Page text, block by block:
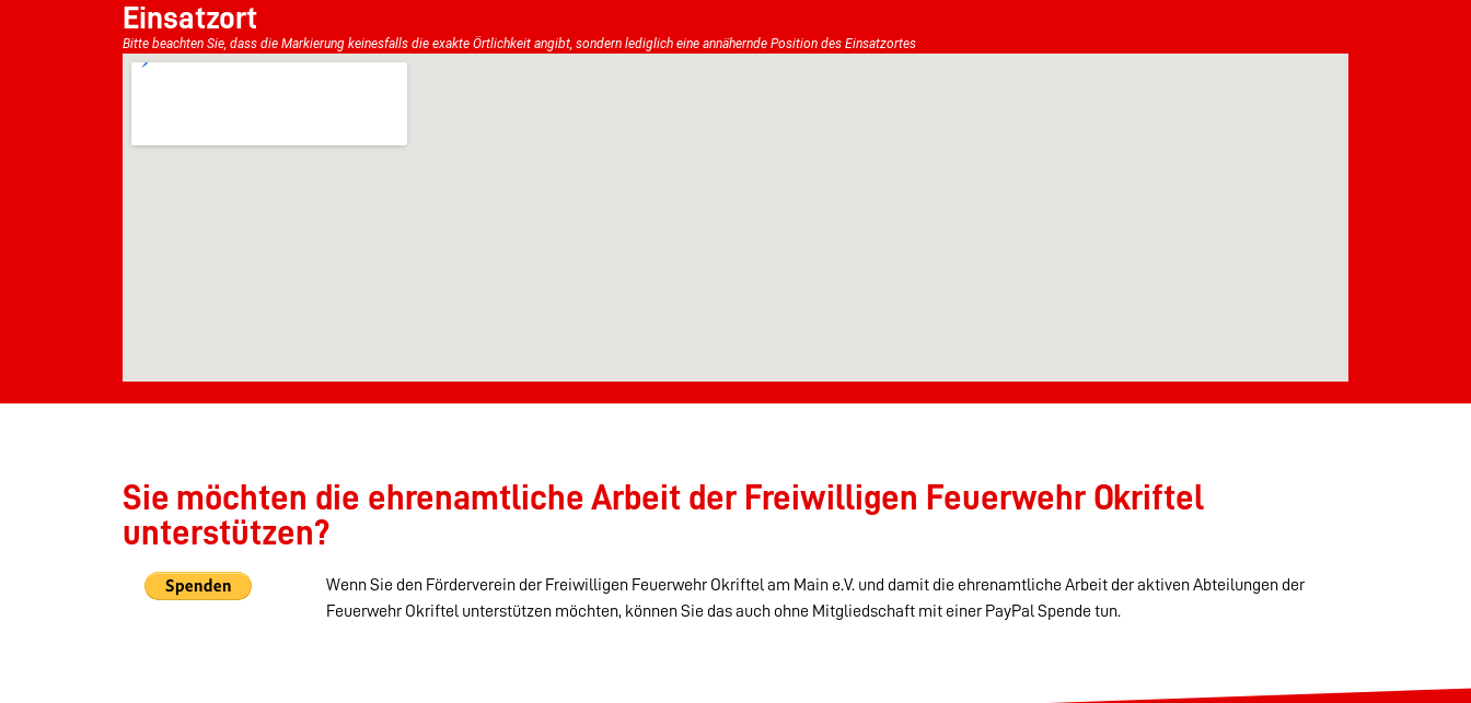
Einsatzort
Bitte beachten Sie, dass die Markierung keinesfalls die exakte Örtlichkeit angibt, sondern lediglich eine annähernde Position des Einsatzortes
Sie möchten die ehrenamtliche Arbeit der Freiwilligen Feuerwehr Okriftel
unterstützen?
Wenn Sie den Förderverein der Freiwilligen Feuerwehr Okriftel am Main e.V. und damit die ehrenamtliche Arbeit der aktiven Abteilungen der
Feuerwehr Okriftel unterstützen möchten, können Sie das auch ohne Mitgliedschaft mit einer PayPal Spende tun.